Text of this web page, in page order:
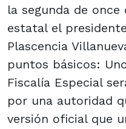
la segunda de
estatal el
Plascencia
puntos básicos:
Fiscalía Especial
por una autoridad
versión oficial que